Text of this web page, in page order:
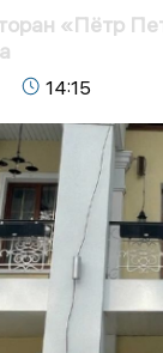
«Пётр
14:15